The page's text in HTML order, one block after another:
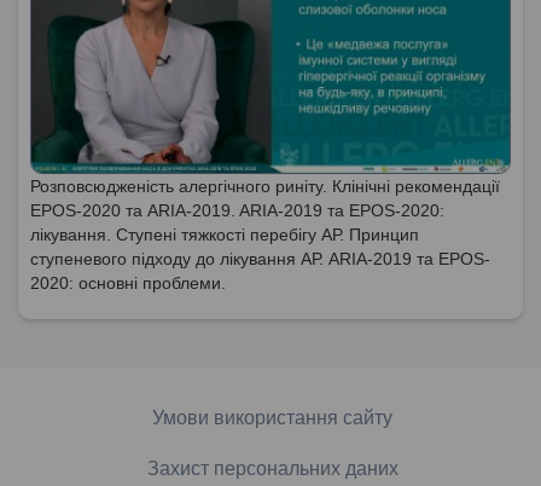
Розповсюдженість алергічного риніту. Клінічні рекомендації
EPOS-2020 та ARIA-2019. ARIA-2019 та EPOS-2020:
лікування. Ступені тяжкості перебігу АР. Принцип
ступеневого підходу до лікування АР. ARIA-2019 та EPOS-
2020: основні проблеми.
Умови використання сайту
Захист персональних даних